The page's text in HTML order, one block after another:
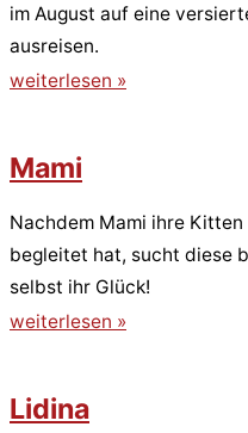
im August auf eine
ausreisen.
weiterlesen »
Mami
Nachdem Mami ihre
begleitet hat, sucht diese
selbst ihr Glück!
weiterlesen »
Lidina